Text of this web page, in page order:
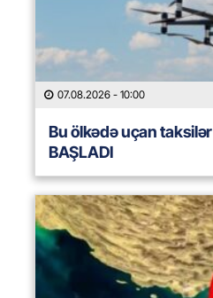
07.08.2026 - 10:00
Bu ölkədə uçan
BAŞLADI